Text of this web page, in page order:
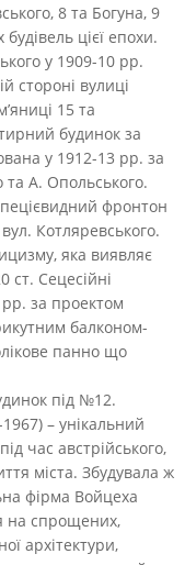
8 та Богуна, 9
цієї епохи.
у 1909-10 рр.
стороні вулиці
15 та
будинок за
у 1912-13 рр. за
та А. Опольського.
фронтон
Котляревського.
яка виявляє
ст. Сецесійні
за проектом
балконом-
панно що
під №12.
– унікальний
час австрійського,
міста. Збудувала ж
фірма Войцеха
на спрощених,
архітектури,